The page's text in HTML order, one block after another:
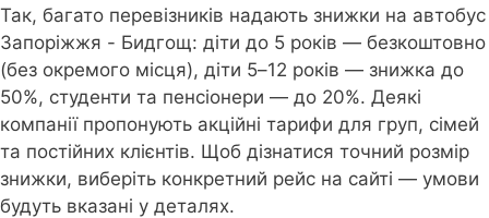
Так, багато перевізників надають знижки на автобус
Запоріжжя - Бидгощ: діти до 5 років — безкоштовно
(без окремого місця), діти 5–12 років — знижка до
50%, студенти та пенсіонери — до 20%. Деякі
компанії пропонують акційні тарифи для груп, сімей
та постійних клієнтів. Щоб дізнатися точний розмір
знижки, виберіть конкретний рейс на сайті — умови
будуть вказані у деталях.